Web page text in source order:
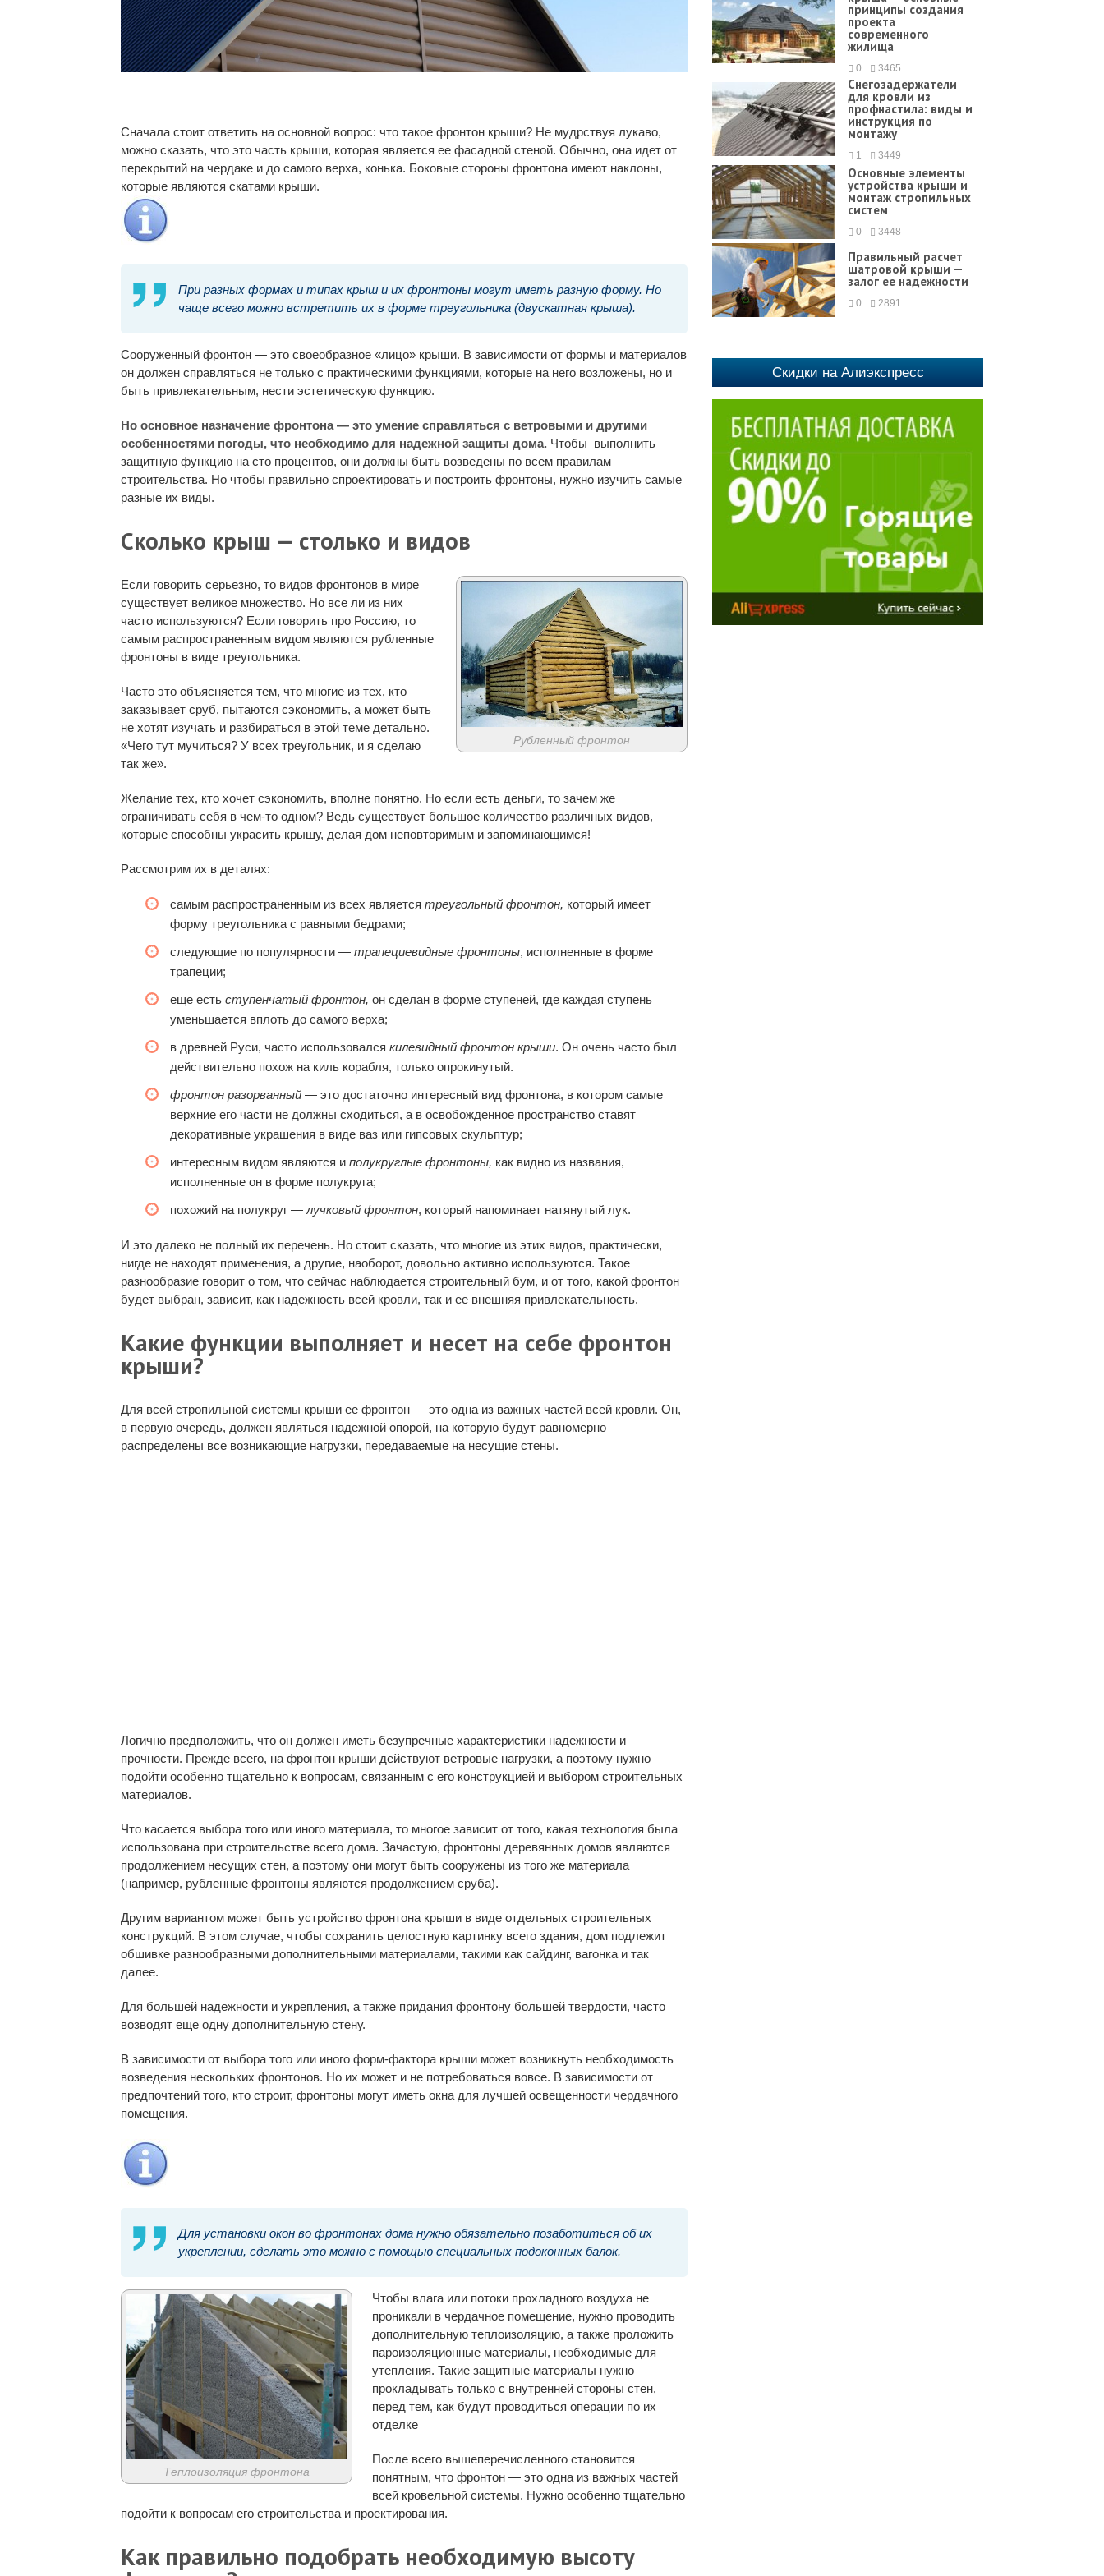
Сначала стоит ответить на основной вопрос: что такое фронтон крыши? Не мудрствуя лукаво,
можно сказать, что это часть крыши, которая является ее фасадной стеной. Обычно, она идет от
перекрытий на чердаке и до самого верха, конька. Боковые стороны фронтона имеют наклоны,
которые являются скатами крыши.
При разных формах и типах крыш и их фронтоны могут иметь разную форму. Но
чаще всего можно встретить их в форме треугольника (двускатная крыша).
Сооруженный фронтон — это своеобразное «лицо» крыши. В зависимости от формы и материалов
он должен справляться не только с практическими функциями, которые на него возложены, но и
быть привлекательным, нести эстетическую функцию.
Но основное назначение фронтона — это умение справляться с ветровыми и другими
особенностями погоды, что необходимо для надежной защиты дома. Чтобы выполнить
защитную функцию на сто процентов, они должны быть возведены по всем правилам
строительства. Но чтобы правильно спроектировать и построить фронтоны, нужно изучить самые
разные их виды.
Сколько крыш — столько и видов
Рубленный фронтон
Если говорить серьезно, то видов фронтонов в мире
существует великое множество. Но все ли из них
часто используются? Если говорить про Россию, то
самым распространенным видом являются рубленные
фронтоны в виде треугольника.
Часто это объясняется тем, что многие из тех, кто
заказывает сруб, пытаются сэкономить, а может быть
не хотят изучать и разбираться в этой теме детально.
«Чего тут мучиться? У всех треугольник, и я сделаю
так же».
Желание тех, кто хочет сэкономить, вполне понятно. Но если есть деньги, то зачем же
ограничивать себя в чем-то одном? Ведь существует большое количество различных видов,
которые способны украсить крышу, делая дом неповторимым и запоминающимся!
Рассмотрим их в деталях:
самым распространенным из всех является треугольный фронтон, который имеет
форму треугольника с равными бедрами;
следующие по популярности — трапециевидные фронтоны, исполненные в форме
трапеции;
еще есть ступенчатый фронтон, он сделан в форме ступеней, где каждая ступень
уменьшается вплоть до самого верха;
в древней Руси, часто использовался килевидный фронтон крыши. Он очень часто был
действительно похож на киль корабля, только опрокинутый.
фронтон разорванный — это достаточно интересный вид фронтона, в котором самые
верхние его части не должны сходиться, а в освобожденное пространство ставят
декоративные украшения в виде ваз или гипсовых скульптур;
интересным видом являются и полукруглые фронтоны, как видно из названия,
исполненные он в форме полукруга;
похожий на полукруг — лучковый фронтон, который напоминает натянутый лук.
И это далеко не полный их перечень. Но стоит сказать, что многие из этих видов, практически,
нигде не находят применения, а другие, наоборот, довольно активно используются. Такое
разнообразие говорит о том, что сейчас наблюдается строительный бум, и от того, какой фронтон
будет выбран, зависит, как надежность всей кровли, так и ее внешняя привлекательность.
Какие функции выполняет и несет на себе фронтон
крыши?
Для всей стропильной системы крыши ее фронтон — это одна из важных частей всей кровли. Он,
в первую очередь, должен являться надежной опорой, на которую будут равномерно
распределены все возникающие нагрузки, передаваемые на несущие стены.
Логично предположить, что он должен иметь безупречные характеристики надежности и
прочности. Прежде всего, на фронтон крыши действуют ветровые нагрузки, а поэтому нужно
подойти особенно тщательно к вопросам, связанным с его конструкцией и выбором строительных
материалов.
Что касается выбора того или иного материала, то многое зависит от того, какая технология была
использована при строительстве всего дома. Зачастую, фронтоны деревянных домов являются
продолжением несущих стен, а поэтому они могут быть сооружены из того же материала
(например, рубленные фронтоны являются продолжением сруба).
Другим вариантом может быть устройство фронтона крыши в виде отдельных строительных
конструкций. В этом случае, чтобы сохранить целостную картинку всего здания, дом подлежит
обшивке разнообразными дополнительными материалами, такими как сайдинг, вагонка и так
далее.
Для большей надежности и укрепления, а также придания фронтону большей твердости, часто
возводят еще одну дополнительную стену.
В зависимости от выбора того или иного форм-фактора крыши может возникнуть необходимость
возведения нескольких фронтонов. Но их может и не потребоваться вовсе. В зависимости от
предпочтений того, кто строит, фронтоны могут иметь окна для лучшей освещенности чердачного
помещения.
Для установки окон во фронтонах дома нужно обязательно позаботиться об их
укреплении, сделать это можно с помощью специальных подоконных балок.
Теплоизоляция фронтона
Чтобы влага или потоки прохладного воздуха не
проникали в чердачное помещение, нужно проводить
дополнительную теплоизоляцию, а также проложить
пароизоляционные материалы, необходимые для
утепления. Такие защитные материалы нужно
прокладывать только с внутренней стороны стен,
перед тем, как будут проводиться операции по их
отделке
После всего вышеперечисленного становится
понятным, что фронтон — это одна из важных частей
всей кровельной системы. Нужно особенно тщательно
подойти к вопросам его строительства и проектирования.
Как правильно подобрать необходимую высоту
принципы создания
проекта
современного
жилища
0 3465
Снегозадержатели
для кровли из
профнастила: виды и
инструкция по
монтажу
1 3449
Основные элементы
устройства крыши и
монтаж стропильных
систем
0 3448
Правильный расчет
шатровой крыши —
залог ее надежности
0 2891
Скидки на Алиэкспресс